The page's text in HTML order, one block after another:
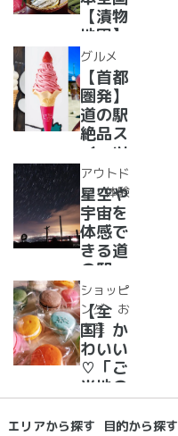
土産を
まとめ
てご紹
介！＋
愛犬の
駅
【漬物
地図】
付き！
道の駅
で「ご
当地お
漬物」
めぐり
グルメ
【首都
圏発】
道の駅
絶品ス
イーツ
37
選！人
気のソ
フトク
リー
ム・ジ
ェラー
ト大集
合！
アウトド
ア・体験
星空や
宇宙を
体感で
きる道
の駅
道の駅
で夜空
に癒さ
れ/星
に願い
☆彡
ショッピ
ング・お
土産
【全
国】か
わいい
♡「ご
当地の
お土
産」が
エリアから探す 目的から探す